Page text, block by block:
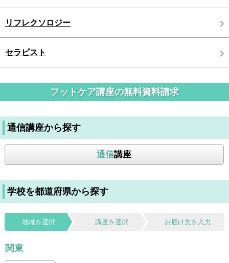
リフレクソロジー
セラピスト
フットケア講座の無料資料請求
通信講座から探す
通信講座
学校を都道府県から探す
地域を選択 講座を選択 お届け先を入力
関東